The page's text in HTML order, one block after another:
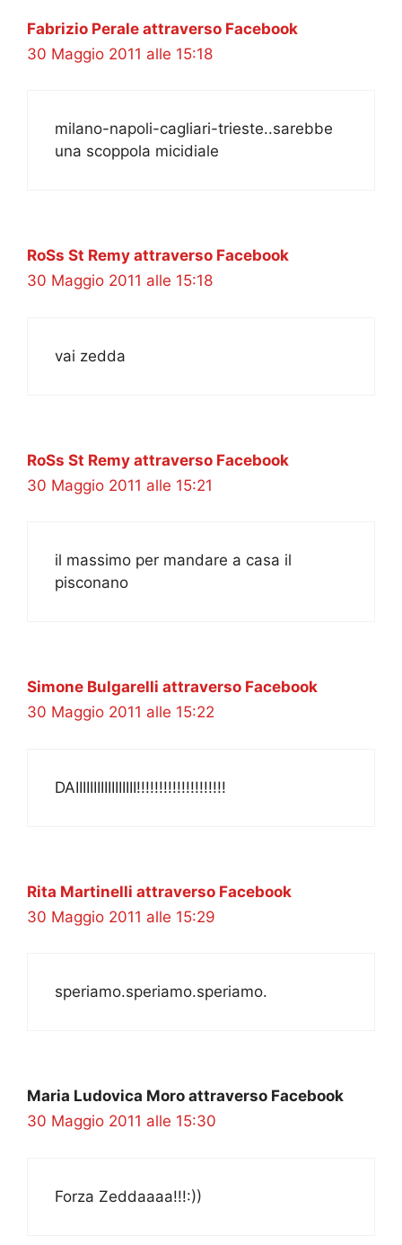
Fabrizio Perale attraverso Facebook
30 Maggio 2011 alle 15:18
milano-napoli-cagliari-trieste..sarebbe
una scoppola micidiale
RoSs St Remy attraverso Facebook
30 Maggio 2011 alle 15:18
vai zedda
RoSs St Remy attraverso Facebook
30 Maggio 2011 alle 15:21
il massimo per mandare a casa il
pisconano
Simone Bulgarelli attraverso Facebook
30 Maggio 2011 alle 15:22
DAIIIIIIIIIIIIIIIII!!!!!!!!!!!!!!!!!!!!
Rita Martinelli attraverso Facebook
30 Maggio 2011 alle 15:29
speriamo.speriamo.speriamo.
Maria Ludovica Moro attraverso Facebook
30 Maggio 2011 alle 15:30
Forza Zeddaaaa!!!:))